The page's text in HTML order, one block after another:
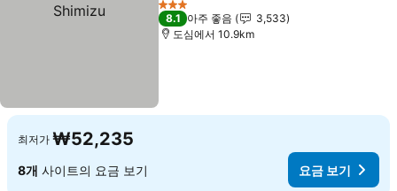
3 성급
8.1 아주 좋음
3,533
도심에서 10.9km
최저가 ₩52,235
8개 사이트의 요금 보기 요금 보기